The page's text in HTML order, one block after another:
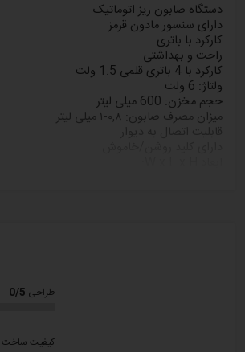
دستگاه صابون ریز اتوماتیک
دارای سنسور مادون قرمز
کارکرد با باتری
راحت و بهداشتی
کارکرد با4 باتری قلمی 1.5 ولت
ولتاژ: 6 ولت
حجم مخزن: 600 میلی لیتر
میزان مصرف صابون: ٠,٨-١ میلی لیتر
طراحی 0/5
کیفیت ساخت